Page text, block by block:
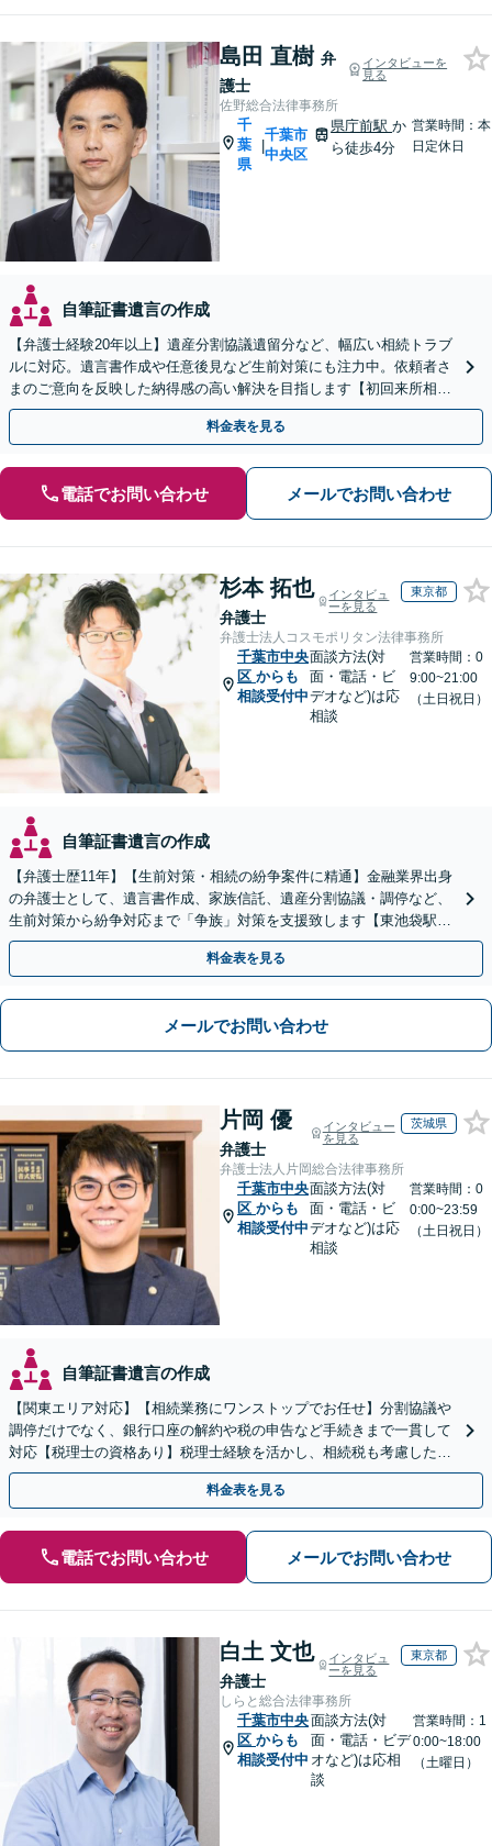
島田 直樹 弁
護士
インタビューを
見る
佐野総合法律事務所
千
葉
県
|
千葉市
中央区
県庁前駅か
ら徒歩4分
営業時間：本
日定休日
自筆証書遺言の作成
【弁護士経験20年以上】遺産分割協議遺留分など、幅広い相続トラブ
ルに対応。遺言書作成や任意後見など生前対策にも注力中。依頼者さ
まのご意向を反映した納得感の高い解決を目指します【初回来所相談
無料】【電話相談・web面談可】【千葉中央駅5分】
料金表を見る
電話でお問い合わせ メールでお問い合わせ
杉本 拓也
弁護士
インタビュ
ーを見る
東京都
弁護士法人コスモポリタン法律事務所
千葉市中央
区 からも
相談受付中
面談方法(対
面・電話・ビ
デオなど)は応
相談
営業時間：0
9:00~21:00
（土日祝日）
自筆証書遺言の作成
【弁護士歴11年】【生前対策・相続の紛争案件に精通】金融業界出身
の弁護士として、遺言書作成、家族信託、遺産分割協議・調停など、
生前対策から紛争対応まで「争族」対策を支援致します【東池袋駅2
分】【初回面談無料】
料金表を見る
メールでお問い合わせ
片岡 優
弁護士
インタビュー
を見る
茨城県
弁護士法人片岡総合法律事務所
千葉市中央
区 からも
相談受付中
面談方法(対
面・電話・ビ
デオなど)は応
相談
営業時間：0
0:00~23:59
（土日祝日）
自筆証書遺言の作成
【関東エリア対応】【相続業務にワンストップでお任せ】分割協議や
調停だけでなく、銀行口座の解約や税の申告など手続きまで一貫して
対応【税理士の資格あり】税理士経験を活かし、相続税も考慮した相
続手続きもお任せください【初回相談無料】生前贈与も対応
料金表を見る
電話でお問い合わせ メールでお問い合わせ
白土 文也
弁護士
インタビュ
ーを見る
東京都
しらと総合法律事務所
千葉市中央
区 からも
相談受付中
面談方法(対
面・電話・ビデ
オなど)は応相
談
営業時間：1
0:00~18:00
（土曜日）